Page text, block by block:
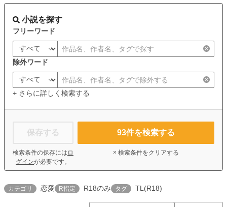
小説を探す
フリーワード
除外ワード
+ さらに詳しく検索する
保存する
検索条件の保存には ロ
グインが必要です。
93件を検索する
× 検索条件をクリアする
カテゴリ 恋愛 R指定 R18のみ タグ TL(R18)